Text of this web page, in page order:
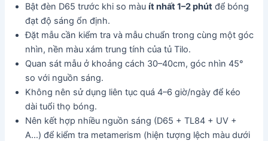
Bật đèn D65 trước khi so màuít nhất 1–2 phút để bóng
đạt độ sáng ổn định.
Đặt mẫu cần kiểm tra và mẫu chuẩn trong cùng một góc
nhìn, nền màu xám trung tính của tủ Tilo.
Quan sát mẫu ở khoảng cách 30–40cm, góc nhìn 45°
so với nguồn sáng.
Không nên sử dụng liên tục quá 4–6 giờ/ngày để kéo
dài tuổi thọ bóng.
Nên kết hợp nhiều nguồn sáng (D65 + TL84 + UV +
A…) để kiểm tra metamerism (hiện tượng lệch màu dưới